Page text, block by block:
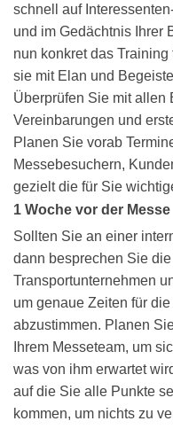
schnell auf
und im Gedächtnis Ihrer
nun konkret das
sie mit Elan und
Überprüfen Sie mit allen
Vereinbarungen und
Planen Sie vorab
Messebesuchern,
gezielt die für Sie
1 Woche vor der Messe
Sollten Sie an einer
dann besprechen Sie
Transportunternehmen
um genaue Zeiten für
abzustimmen. Planen
Ihrem Messeteam, um
was von ihm erwartet
auf die Sie alle Punkte
kommen, um nichts zu